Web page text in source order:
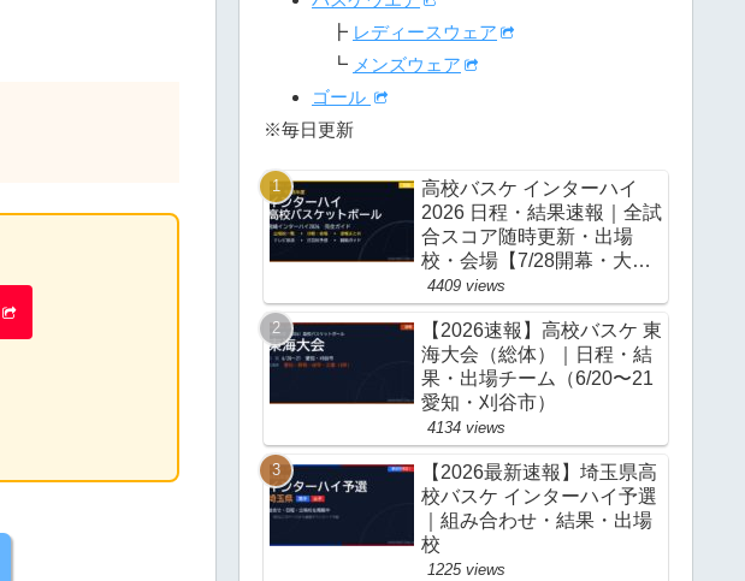
┣ レディースウェア
┗ メンズウェア
ゴール
※毎日更新
高校バスケ インターハイ
2026 日程・結果速報｜全試
合スコア随時更新・出場
校・会場【7/28開幕・大
阪】
4409 views
【2026速報】高校バスケ 東
海大会（総体）｜日程・結
果・出場チーム（6/20〜21
愛知・刈谷市）
4134 views
【2026最新速報】埼玉県高
校バスケ インターハイ予選
｜組み合わせ・結果・出場
校
1225 views